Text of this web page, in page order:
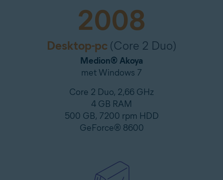
2008
Desktop-pc (Core 2 Duo)
Medion® Akoya
met Windows 7
Core 2 Duo, 2,66 GHz
4 GB RAM
500 GB, 7200 rpm HDD
GeForce® 8600